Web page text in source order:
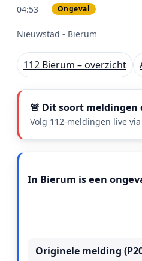
04:53 Ongeval
Nieuwstad - Bierum
112 Bierum – overzicht
🚨 Dit soort
Volg 112-meldingen live
In Bierum is een
Originele melding